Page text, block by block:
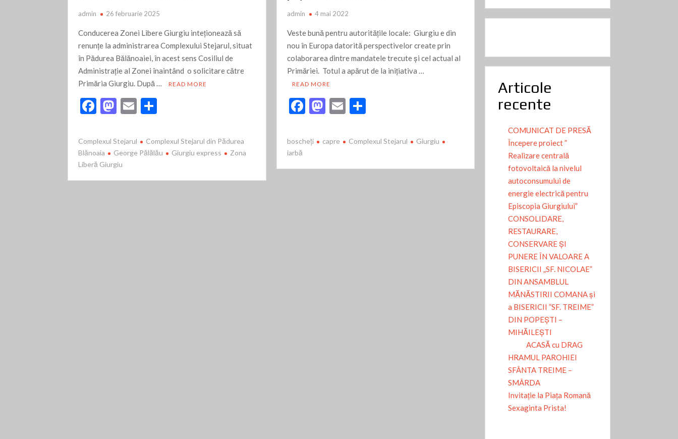
admin 26 februarie 2025
Conducerea Zonei Libere Giurgiu inteționează să
renunțe la administrarea Complexului Stejarul, situat
în Pădurea Bălănoaiei, în acest sens Cosiliul de
Administrație al Zonei înaintând o solicitare către
Primăria Giurgiu. După …
READ MORE
F
e
b
o
o
M
to
d
o
n
E
ai
l
ta
je
ă
Complexul Stejarul
Complexul Stejarul din Pădurea
Blănoaia
George Pălălău Giurgiu express
Zona
Liberă Giurgiu
admin 4 mai 2022
Veste bună pentru autorităţile locale: Giurgiu e din
nou în Europa datorită perspectivelor create prin
colaborarea dintre mandatele trecute şi cel actual al
Primăriei. Totul a apărut de la iniţiativa …
READ MORE
F
e
o
M
to
o
E
ai
P
ta
az
boscheţi capre Complexul Stejarul
Giurgiu
iarbă
Articole
recente
COMUNICAT DE PRESĂ
Începere proiect ”
Realizare centrală
fotovoltaică la nivelul
autoconsumului de
energie electrică pentru
Episcopia Giurgiului”
CONSOLIDARE,
RESTAURARE,
CONSERVARE ȘI
PUNERE ÎN VALOARE A
BISERICII „SF. NICOLAE”
DIN ANSAMBLUL
MĂNĂSTIRII COMANA și
a BISERICII ”SF. TREIME”
DIN POPEȘTI –
MIHĂILEȘTI
ACASĂ cu DRAG
HRAMUL PAROHIEI
SFÂNTA TREIME –
SMÂRDA
Invitație la Piața Romană
Sexaginta Prista!